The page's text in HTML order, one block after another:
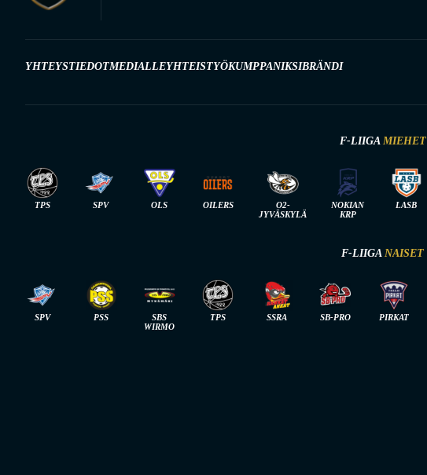
YHTEYSTIEDOTMEDIALLEYHTEISTYÖKUMPPANIKSIBRÄNDI
F-LIIGA MIEHET
TPS SPV OLS OILERS
O2-
JYVÄSKYLÄ
NOKIAN
KRP
LASB
F-LIIGA NAISET
SPV PSS
SBS
WIRMO
TPS SSRA SB-PRO PIRKAT